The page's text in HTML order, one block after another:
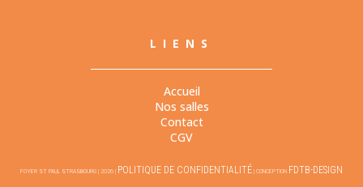
LIENS
Accueil
Nos salles
Contact
CGV
FOYER ST PAUL STRASBOURG | 2026 | POLITIQUE DE CONFIDENTIALITÉ | CONCEPTION FDTB-DESIGN